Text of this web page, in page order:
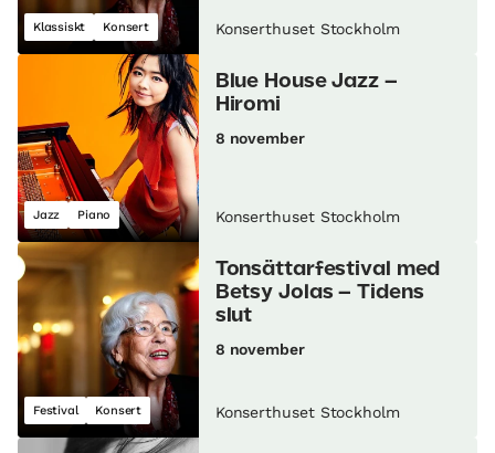
Klassiskt Konsert Konserthuset Stockholm
Jazz Piano
Blue House Jazz –
Hiromi
8 november
Konserthuset Stockholm
Festival Konsert
Tonsättarfestival med
Betsy Jolas – Tidens
slut
8 november
Konserthuset Stockholm